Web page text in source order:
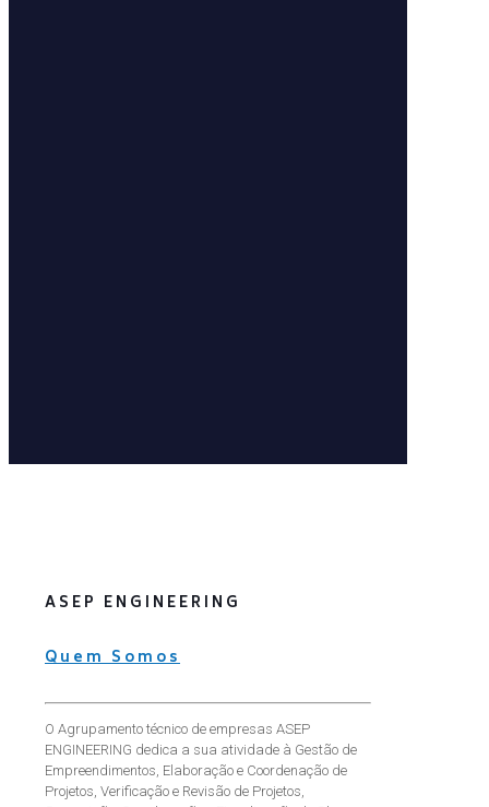
ASEP ENGINEERING
Quem Somos
O Agrupamento técnico de empresas ASEP
ENGINEERING dedica a sua atividade à Gestão de
Empreendimentos, Elaboração e Coordenação de
Projetos, Verificação e Revisão de Projetos,